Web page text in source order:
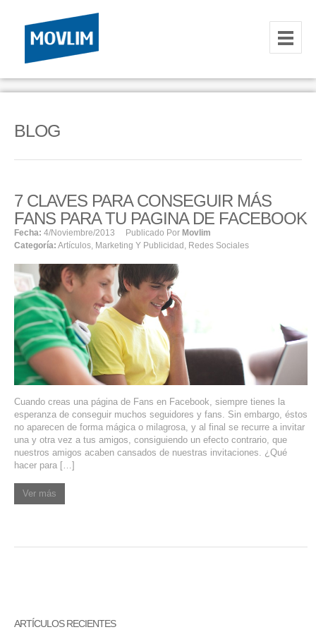
INICIO
HOSTING
HOSTING
RESELLER
SERVIDORES VPS
SERVIDORES VPS WINDOWS
SERVIDORES DEDICADOS
AGENCIA DIGITAL
PAGINAS WEB PARA NEGOCIOS
PAGINA WEB CON MANEJADOR DE CONTENIDOS
PAGINA WEB CON CATÁLOGO DE PRODUCTOS
PAGINAS WEB A MEDIDA
EMAIL MARKETING
BLOG
7 CLAVES PARA CONSEGUIR MÁS
FANS PARA TU PAGINA DE FACEBOOK
Fecha: 4/noviembre/2013 Publicado Por Movlim
Categoría: Artículos, Marketing Y Publicidad , Redes Sociales
Cuando creas una página de Fans en Facebook, siempre tienes la
esperanza de conseguir muchos seguidores y fans. Sin embargo, éstos
no aparecen de forma mágica o milagrosa, y al final se recurre a invitar
una y otra vez a tus amigos, consiguiendo un efecto contrario, que
nuestros amigos acaben cansados de nuestras invitaciones. ¿Qué
hacer para […]
Ver más
ARTÍCULOS RECIENTES